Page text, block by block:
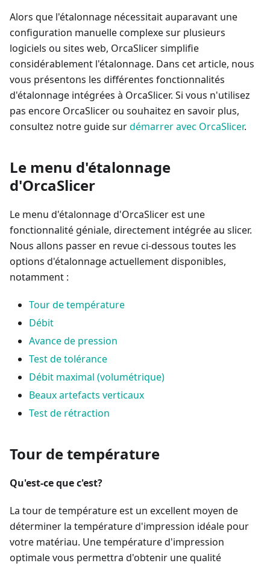
Alors que l'étalonnage nécessitait auparavant une
configuration manuelle complexe sur plusieurs
logiciels ou sites web, OrcaSlicer simplifie
considérablement l'étalonnage. Dans cet article, nous
vous présentons les différentes fonctionnalités
d'étalonnage intégrées à OrcaSlicer. Si vous n'utilisez
pas encore OrcaSlicer ou souhaitez en savoir plus,
consultez notre guide surdémarrer avec OrcaSlicer.
Le menu d'étalonnage
d'OrcaSlicer
Le menu d'étalonnage d'OrcaSlicer est une
fonctionnalité géniale, directement intégrée au slicer.
Nous allons passer en revue ci-dessous toutes les
options d'étalonnage actuellement disponibles,
notamment :
Tour de température
Débit
Avance de pression
Test de tolérance
Débit maximal (volumétrique)
Beaux artefacts verticaux
Test de rétraction
Tour de température
Qu'est-ce que c'est?
La tour de température est un excellent moyen de
déterminer la température d'impression idéale pour
votre matériau. Une température d'impression
optimale vous permettra d'obtenir une qualité